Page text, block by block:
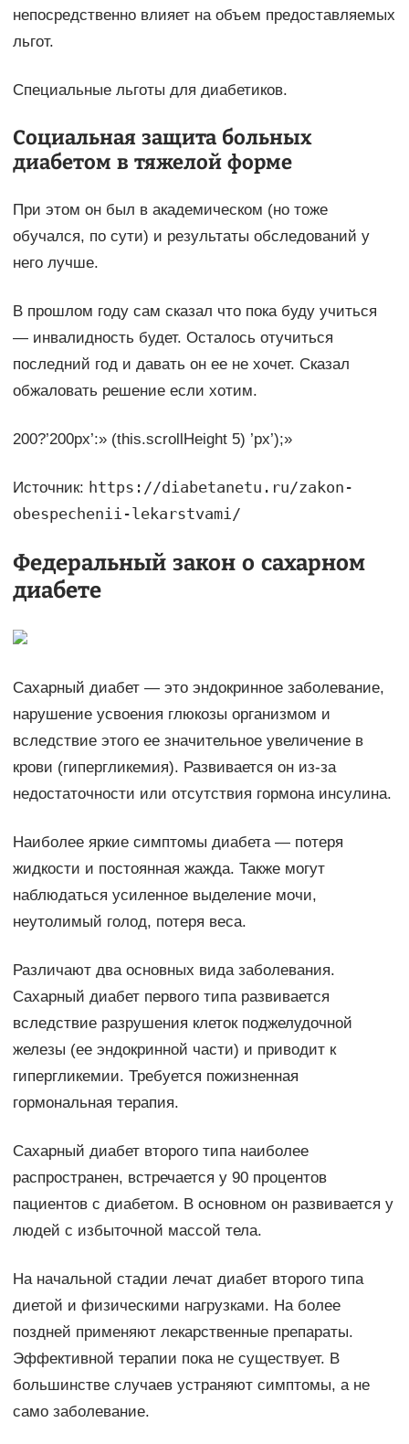
непосредственно влияет на объем предоставляемых
льгот.
Специальные льготы для диабетиков.
Социальная защита больных
диабетом в тяжелой форме
При этом он был в академическом (но тоже
обучался, по сути) и результаты обследований у
него лучше.
В прошлом году сам сказал что пока буду учиться
— инвалидность будет. Осталось отучиться
последний год и давать он ее не хочет. Сказал
обжаловать решение если хотим.
200?’200px’:» (this.scrollHeight 5) ’px’);»
Источник: https://diabetanetu.ru/zakon-
obespechenii-lekarstvami/
Федеральный закон о сахарном
диабете
Сахарный диабет — это эндокринное заболевание,
нарушение усвоения глюкозы организмом и
вследствие этого ее значительное увеличение в
крови (гипергликемия). Развивается он из-за
недостаточности или отсутствия гормона инсулина.
Наиболее яркие симптомы диабета — потеря
жидкости и постоянная жажда. Также могут
наблюдаться усиленное выделение мочи,
неутолимый голод, потеря веса.
Различают два основных вида заболевания.
Сахарный диабет первого типа развивается
вследствие разрушения клеток поджелудочной
железы (ее эндокринной части) и приводит к
гипергликемии. Требуется пожизненная
гормональная терапия.
Сахарный диабет второго типа наиболее
распространен, встречается у 90 процентов
пациентов с диабетом. В основном он развивается у
людей с избыточной массой тела.
На начальной стадии лечат диабет второго типа
диетой и физическими нагрузками. На более
поздней применяют лекарственные препараты.
Эффективной терапии пока не существует. В
большинстве случаев устраняют симптомы, а не
само заболевание.